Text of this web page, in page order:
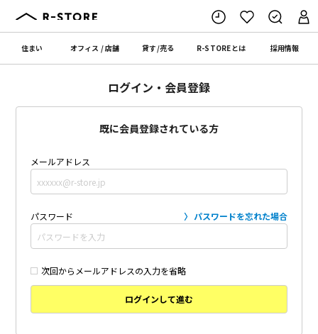
住まい オフィス /店舗 貸す/売る R-STOREとは 採用情報
ログイン・会員登録
既に会員登録されている方
メールアドレス
パスワード パスワードを忘れた場合
次回からメールアドレスの入力を省略
ログインして進む